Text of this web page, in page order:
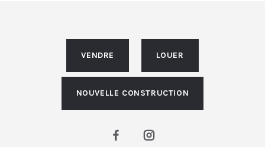
VENDRE LOUER
NOUVELLE CONSTRUCTION